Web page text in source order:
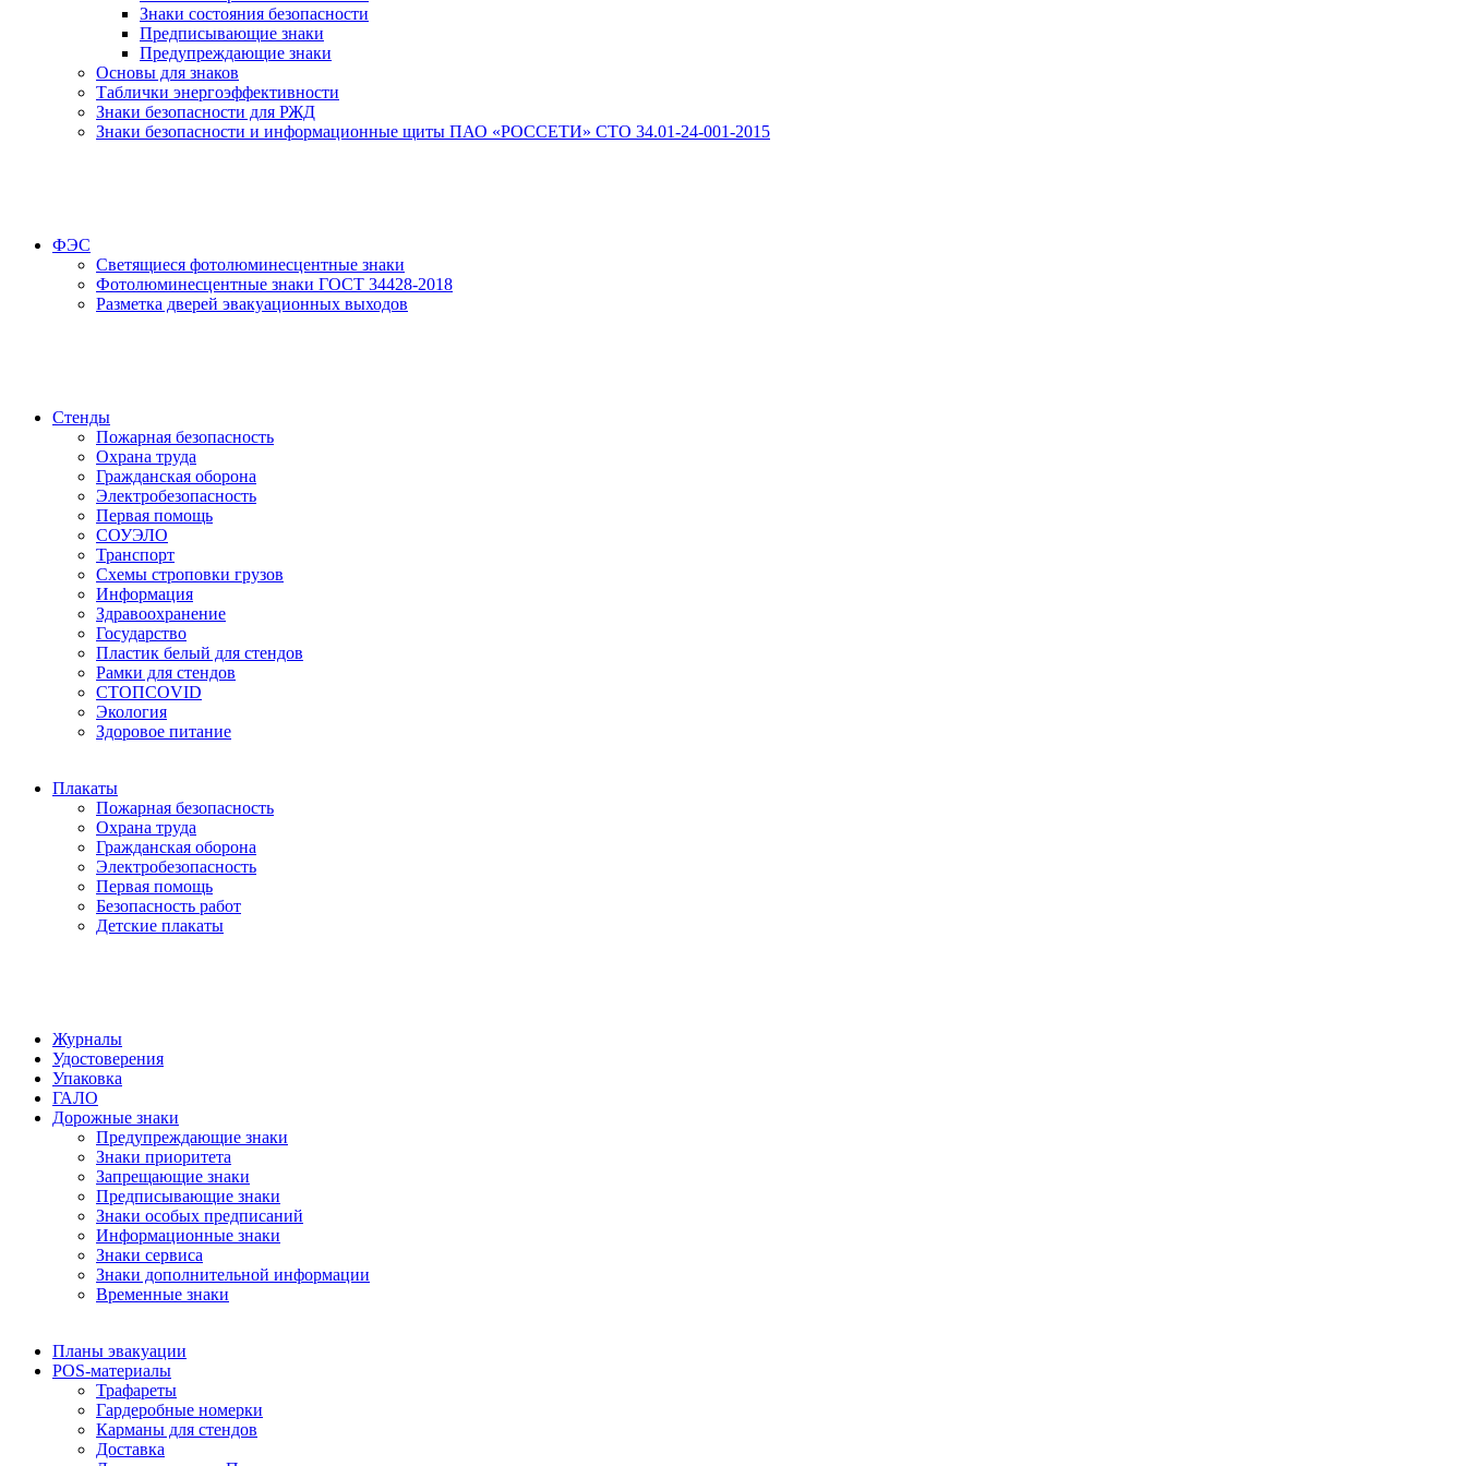
Знаки состояния безопасности
Предписывающие знаки
Предупреждающие знаки
Основы для знаков
Таблички энергоэффективности
Знаки безопасности для РЖД
Знаки безопасности и информационные щиты ПАО «РОССЕТИ» СТО 34.01-24-001-2015
ФЭС
Светящиеся фотолюминесцентные знаки
Фотолюминесцентные знаки ГОСТ 34428-2018
Разметка дверей эвакуационных выходов
Стенды
Пожарная безопасность
Охрана труда
Гражданская оборона
Электробезопасность
Первая помощь
СОУЭЛО
Транспорт
Схемы строповки грузов
Информация
Здравоохранение
Государство
Пластик белый для стендов
Рамки для стендов
СТОПCOVID
Экология
Здоровое питание
Плакаты
Пожарная безопасность
Охрана труда
Гражданская оборона
Электробезопасность
Первая помощь
Безопасность работ
Детские плакаты
Журналы
Удостоверения
Упаковка
ГАЛО
Дорожные знаки
Предупреждающие знаки
Знаки приоритета
Запрещающие знаки
Предписывающие знаки
Знаки особых предписаний
Информационные знаки
Знаки сервиса
Знаки дополнительной информации
Временные знаки
Планы эвакуации
POS-материалы
Трафареты
Гардеробные номерки
Карманы для стендов
Доставка